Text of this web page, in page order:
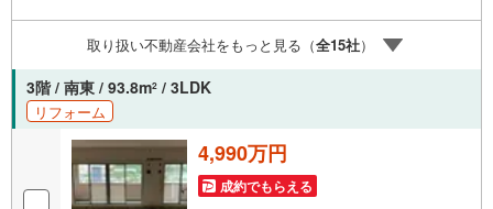
シミュレーション■住まいの広場TOWNSからお客様へ経験
豊富なスタッフが親身になってお客様に合った物件をご紹
介させて頂きます！ /他社様掲載物件も併せてご紹介可能で
すのでお気軽にお問い合わせ下さい♪駐車場もございます
ので、お車でのお越しも大歓迎です！
取り扱い不動産会社をもっと見る（全15社）
3階 / 南東 / 93.8m2 / 3LDK
リフォーム
4,990万円
成約でもらえる